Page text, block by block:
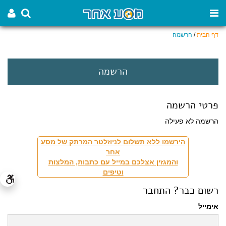
דף הבית/ הרשמה
הרשמה
פרטי הרשמה
הרשמה לא פעילה
הירשמו ללא תשלום לניוזלטר המרתק של מסע
אחר
והמגזין אצלכם במייל עם כתבות, המלצות
וטיפים
רשום כבר? התחבר
אימייל